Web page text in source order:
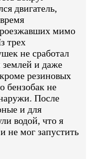
двигатель,
мимо
трех
не сработал
и даже
резиновых
бензобак не
После
и для
водой, что я
не мог запустить